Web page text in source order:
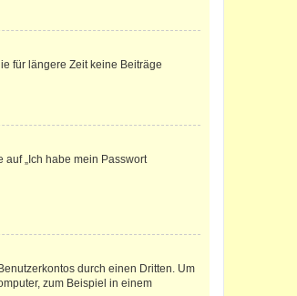
für längere Zeit keine Beiträge
„Ich habe mein Passwort
durch einen Dritten. Um
zum Beispiel in einem